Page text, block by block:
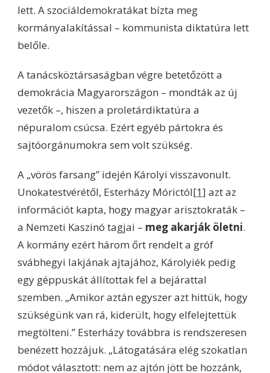
lett. A szociáldemokratákat bízta meg
kormányalakítással – kommunista diktatúra lett
belőle.
A tanácsköztársaságban végre betetőzött a
demokrácia Magyarországon – mondták az új
vezetők –, hiszen a proletárdiktatúra a
népuralom csúcsa. Ezért egyéb pártokra és
sajtóorgánumokra sem volt szükség.
A „vörös farsang” idején Károlyi visszavonult.
Unokatestvérétől, Esterházy Mórictól[1] azt az
információt kapta, hogy magyar arisztokraták –
a Nemzeti Kaszinó tagjai – meg akarják öletni.
A kormány ezért három őrt rendelt a gróf
svábhegyi lakjának ajtajához, Károlyiék pedig
egy géppuskát állítottak fel a bejárattal
szemben. „Amikor aztán egyszer azt hittük, hogy
szükségünk van rá, kiderült, hogy elfelejtettük
megtölteni.” Esterházy továbbra is rendszeresen
benézett hozzájuk. „Látogatására elég szokatlan
módot választott: nem az ajtón jött be hozzánk,